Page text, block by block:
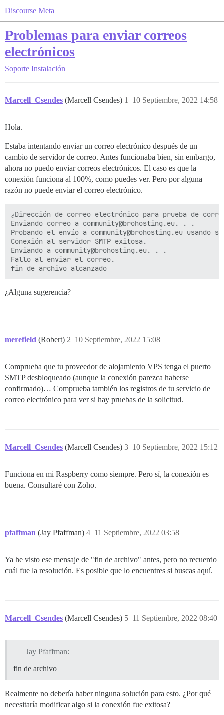
Discourse Meta
Problemas para enviar correos
electrónicos
Soporte Instalación
Marcell_Csendes (Marcell Csendes) 10 Septiembre, 2022 14:58
1
Hola.
Estaba intentando enviar un correo electrónico después de un
cambio de servidor de correo. Antes funcionaba bien, sin embargo,
ahora no puedo enviar correos electrónicos. El caso es que la
conexión funciona al 100%, como puedes ver. Pero por alguna
razón no puede enviar el correo electrónico.
¿Dirección de correo electrónico para prueba de
Enviando correo a community@brohosting.eu. . .
Probando el envío a community@brohosting.eu
Conexión al servidor SMTP exitosa.
Enviando a community@brohosting.eu. . .
Fallo al enviar el correo.
¿Alguna sugerencia?
merefield (Robert) 10 Septiembre, 2022 15:08
2
Comprueba que tu proveedor de alojamiento VPS tenga el puerto
SMTP desbloqueado (aunque la conexión parezca haberse
confirmado)… Comprueba también los registros de tu servicio de
correo electrónico para ver si hay pruebas de la solicitud.
Marcell_Csendes (Marcell Csendes) 10 Septiembre, 2022 15:12
3
Funciona en mi Raspberry como siempre. Pero sí, la conexión es
buena. Consultaré con Zoho.
pfaffman (Jay Pfaffman) 11 Septiembre, 2022 03:58
4
Ya he visto ese mensaje de "fin de archivo" antes, pero no recuerdo
cuál fue la resolución. Es posible que lo encuentres si buscas aquí.
Marcell_Csendes (Marcell Csendes) 11 Septiembre, 2022 08:40
5
Jay Pfaffman:
fin de archivo
Realmente no debería haber ninguna solución para esto. ¿Por qué
necesitaría modificar algo si la conexión fue exitosa?